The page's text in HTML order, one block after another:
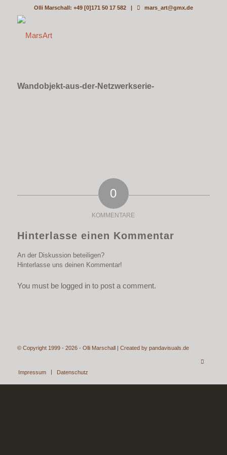
Olli Marschall: +49 [0]171 50 17 582 | mars_art@gmx.de
Wandobjekt-aus-der-Netzwerkserie-
0
KOMMENTARE
Hinterlasse einen Kommentar
An der Diskussion beteiligen?
Hinterlasse uns deinen Kommentar!
You must be logged in to post a comment.
© Copyright 1999 - 2026 - Olli Marschall | Created by pandavisuals.de
Impressum Datenschutz